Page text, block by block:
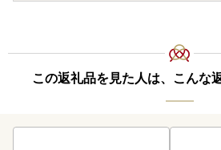
この返礼品を見た人は、こんな